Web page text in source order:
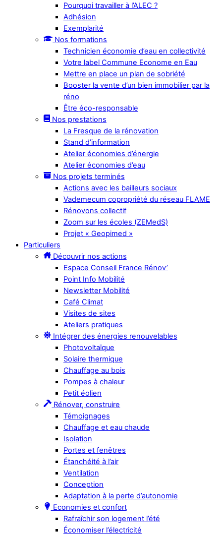
Pourquoi travailler à l’ALEC ?
Adhésion
Exemplarité
Nos formations
Technicien économie d’eau en collectivité
Votre label Commune Econome en Eau
Mettre en place un plan de sobriété
Booster la vente d’un bien immobilier par la
réno
Être éco-responsable
Nos prestations
La Fresque de la rénovation
Stand d’information
Atelier économies d’énergie
Atelier économies d’eau
Nos projets terminés
Actions avec les bailleurs sociaux
Vademecum copropriété du réseau FLAME
Rénovons collectif
Zoom sur les écoles (ZEMedS)
Projet « Geopimed »
Particuliers
Découvrir nos actions
Espace Conseil France Rénov’
Point Info Mobilité
Newsletter Mobilité
Café Climat
Visites de sites
Ateliers pratiques
Intégrer des énergies renouvelables
Photovoltaïque
Solaire thermique
Chauffage au bois
Pompes à chaleur
Petit éolien
Rénover, construire
Témoignages
Chauffage et eau chaude
Isolation
Portes et fenêtres
Étanchéité à l’air
Ventilation
Conception
Adaptation à la perte d’autonomie
Economies et confort
Rafraîchir son logement l’été
Économiser l’électricité